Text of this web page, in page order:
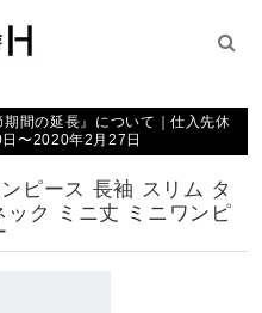
期間の延長』について｜仕入先休
〜2020年2月27日
ピース 長袖 スリム タ
ク ミニ丈 ミニワンピ